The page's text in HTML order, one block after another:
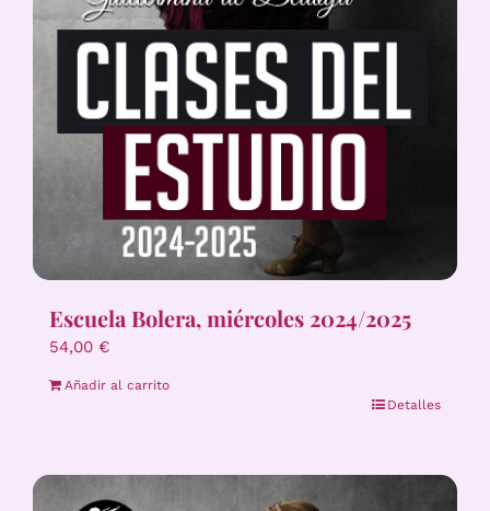
Escuela Bolera, miércoles 2024/2025
54,00 €
Añadir al carrito
Detalles